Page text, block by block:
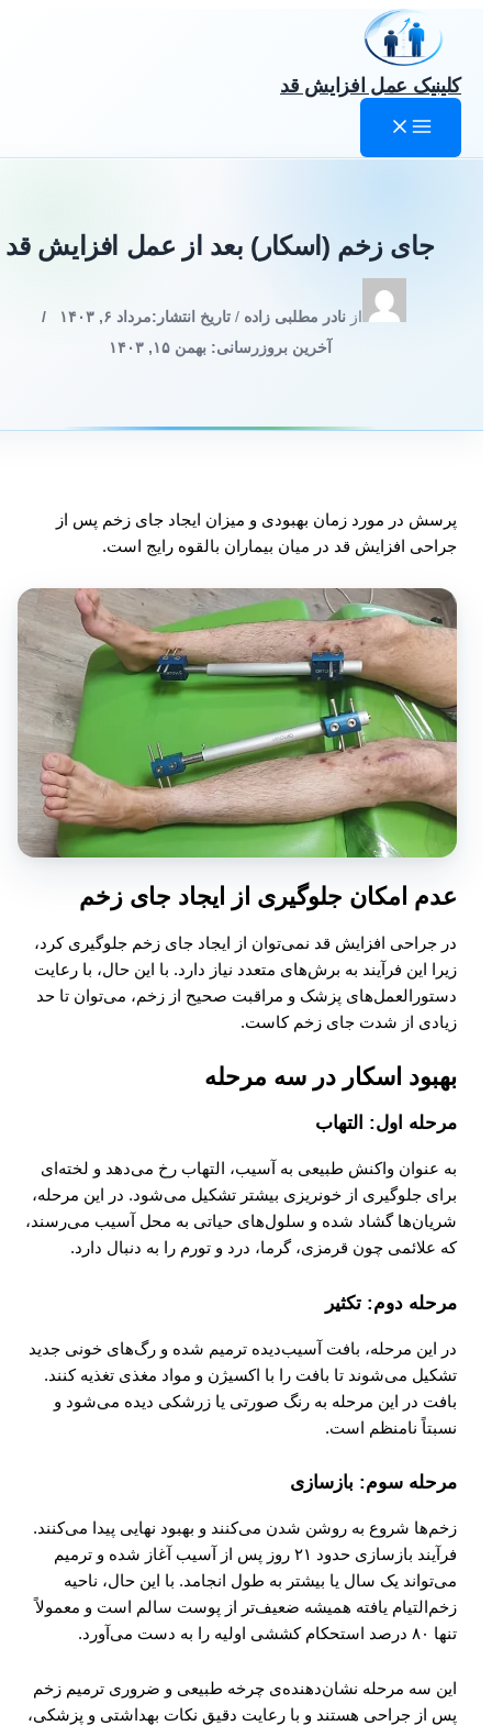
محتواکلینیک عمل افزایش قد
جای زخم (اسکار) بعد از عمل افزایش قد
از نادر مطلبی زاده/ تاریخ انتشار: مرداد ۶, ۱۴۰۳
آخرین بروزرسانی: بهمن ۱۵, ۱۴۰۳
پرسش در مورد زمان بهبودی و میزان ایجاد جای زخم پس از
جراحی افزایش قد در میان بیماران بالقوه رایج است.
عدم امکان جلوگیری از ایجاد جای زخم
در جراحی افزایش قد نمی‌توان از ایجاد جای زخم جلوگیری کرد،
زیرا این فرآیند به برش‌های متعدد نیاز دارد. با این حال، با رعایت
دستورالعمل‌های پزشک و مراقبت صحیح از زخم، می‌توان تا حد
زیادی از شدت جای زخم کاست.
بهبود اسکار در سه مرحله
مرحله اول: التهاب
به عنوان واکنش طبیعی به آسیب، التهاب رخ می‌دهد و لخته‌ای
برای جلوگیری از خونریزی بیشتر تشکیل می‌شود. در این مرحله،
شریان‌ها گشاد شده و سلول‌های حیاتی به محل آسیب می‌رسند،
که علائمی چون قرمزی، گرما، درد و تورم را به دنبال دارد.
مرحله دوم: تکثیر
در این مرحله، بافت آسیب‌دیده ترمیم شده و رگ‌های خونی جدید
تشکیل می‌شوند تا بافت را با اکسیژن و مواد مغذی تغذیه کنند.
بافت در این مرحله به رنگ صورتی یا زرشکی دیده می‌شود و
نسبتاً نامنظم است.
مرحله سوم: بازسازی
زخم‌ها شروع به روشن شدن می‌کنند و بهبود نهایی پیدا می‌کنند.
فرآیند بازسازی حدود ۲۱ روز پس از آسیب آغاز شده و ترمیم
می‌تواند یک سال یا بیشتر به طول انجامد. با این حال، ناحیه
زخم‌التیام یافته همیشه ضعیف‌تر از پوست سالم است و معمولاً
تنها ۸۰ درصد استحکام کششی اولیه را به دست می‌آورد.
این سه مرحله نشان‌دهنده‌ی چرخه طبیعی و ضروری ترمیم زخم
پس از جراحی هستند و با رعایت دقیق نکات بهداشتی و پزشکی،